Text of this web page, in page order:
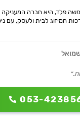
053-
פלד, היא חברה המעניקה
המיזוג לבית ולעסק, עם